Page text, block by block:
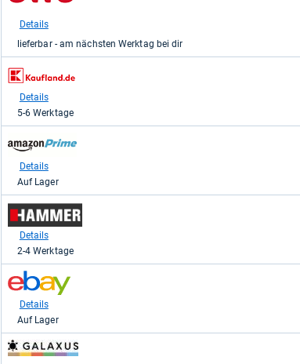
Otto.de
239,99
kaufen.
Details
lieferbar - am nächsten Werktag bei dir
zum
Shop:
für
kaufen.
Details
5-6 Werktage
Shop:
für
kaufen.
Details
Auf Lager
zum
Shop:
SPORT
Hammer
Sport
AG
für
249,00
kaufen.
Details
2-4 Werktage
zum
Shop:
für
249,00
kaufen.
Details
Auf Lager
zum
Shop: